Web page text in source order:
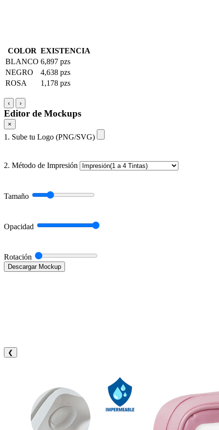
COLOR EXISTENCIA
BLANCO 6,897 pzs
NEGRO
4,638 pzs
ROSA
1,178 pzs
‹ ›
Editor de Mockups
×
1. Sube tu Logo (PNG/SVG)
2. Método de Impresión
Tamaño
Opacidad
Rotación
Descargar Mockup
❮